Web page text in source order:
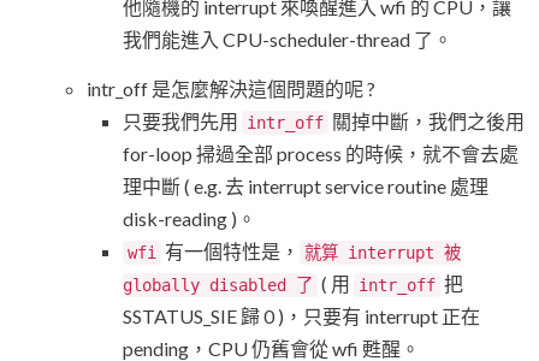
他隨機的 interrupt 來喚醒進入 wfi 的 CPU，讓
我們能進入 CPU-scheduler-thread 了。
intr_off 是怎麼解決這個問題的呢 ?
只要我們先用 intr_off 關掉中斷，我們之後用
for-loop 掃過全部 process 的時候，就不會去處
理中斷 ( e.g. 去 interrupt service routine 處理
disk-reading )。
wfi 有一個特性是，
就算 interrupt 被
globally disabled 了 ( 用 intr_off 把
SSTATUS_SIE 歸 0 )，只要有 interrupt 正在
pending，CPU 仍舊會從 wfi 甦醒。